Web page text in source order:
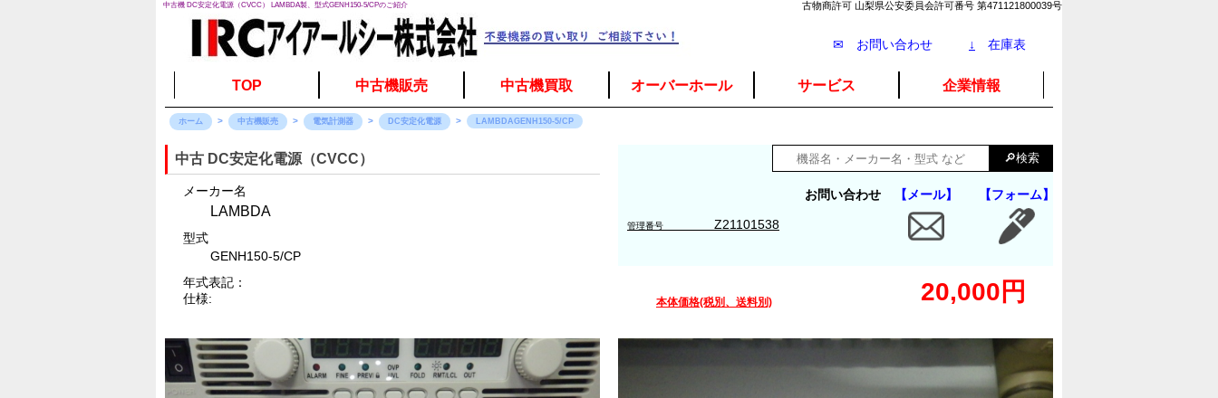
中古機 DC安定化電源（CVCC） LAMBDA製、型式GENH150-5/CPのご紹介 古物商許可 山梨県公安委員会許可番号 第471121800039号
✉ お問い合わせ ↓ 在庫表
TOP 中古機販売 中古機買取 オーバーホール サービス 企業情報
ホーム 中古機販売 電気計測器 DC安定化電源 LAMBDAGENH150-5/CP
お問い合わせ 【メール】 【フォーム】
管理番号 Z21101538
中古 DC安定化電源（CVCC）
メーカー名
LAMBDA
型式
GENH150-5/CP
年式表記：
仕様:
本体価格(税別、送料別) 20,000円